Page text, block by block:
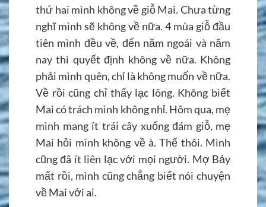
thứ hai mình không về giỗ Mai. Chưa từng
nghĩ mình sẽ không về nữa. 4 mùa giỗ đầu
tiên mình đều về, đến năm ngoái và năm
nay thì quyết định không về nữa. Không
phải mình quên, chỉ là không muốn về nữa.
Về rồi cũng chỉ thấy lạc lõng. Không biết
Mai có trách mình không nhỉ. Hôm qua, mẹ
mình mang ít trái cây xuống đám giỗ, mẹ
Mai hỏi mình không về à. Thế thôi. Mình
cũng đã ít liên lạc với mọi người. Mợ Bảy
mất rồi, mình cũng chẳng biết nói chuyện
về Mai với ai.